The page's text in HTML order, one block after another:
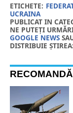
ETICHETE:
UCRAINA
PUBLICAT IN
NE PUTEȚI
GOOGLE NEWS
DISTRIBUIE ȘTIREA: